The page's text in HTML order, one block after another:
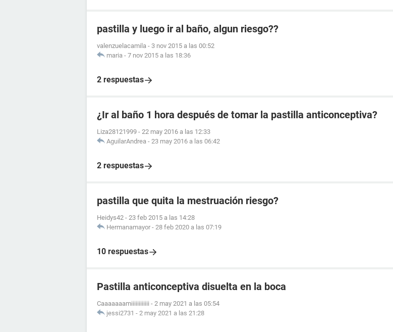
pastilla y luego ir al baño, algun riesgo??
valenzuelacamila - 3 nov 2015 a las 00:52
maria - 7 nov 2015 a las 18:36
2 respuestas
¿Ir al baño 1 hora después de tomar la pastilla anticonceptiva?
Liza28121999 - 22 may 2016 a las 12:33
AguilarAndrea - 23 may 2016 a las 06:42
2 respuestas
pastilla que quita la mestruación riesgo?
Heidys42 - 23 feb 2015 a las 14:28
Hermanamayor - 28 feb 2020 a las 07:19
10 respuestas
Pastilla anticonceptiva disuelta en la boca
Caaaaaaamiiiiiiiiiiii - 2 may 2021 a las 05:54
jessi2731 - 2 may 2021 a las 21:28